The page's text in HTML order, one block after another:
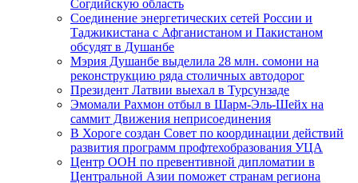
Согдийскую область
Соединение энергетических сетей России и
Таджикистана с Афганистаном и Пакистаном
обсудят в Душанбе
Мэрия Душанбе выделила 28 млн. сомони на
реконструкцию ряда столичных автодорог
Президент Латвии выехал в Турсунзаде
Эмомали Рахмон отбыл в Шарм-Эль-Шейх на
саммит Движения неприсоединения
В Хороге создан Совет по координации действий
развития программ профтехобразования УЦА
Центр ООН по превентивной дипломатии в
Центральной Азии поможет странам региона